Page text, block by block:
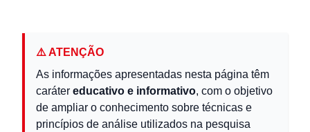
⚠️ ATENÇÃO
As informações apresentadas nesta página têm
caráter educativo e informativo, com o objetivo
de ampliar o conhecimento sobre técnicas e
princípios de análise utilizados na pesquisa